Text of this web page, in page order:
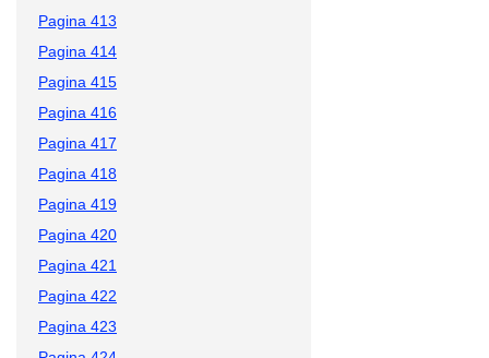
Pagina 413
Pagina 414
Pagina 415
Pagina 416
Pagina 417
Pagina 418
Pagina 419
Pagina 420
Pagina 421
Pagina 422
Pagina 423